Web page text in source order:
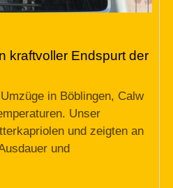
kraftvoller Endspurt der
in Böblingen, Calw
Unser
und zeigten an
und